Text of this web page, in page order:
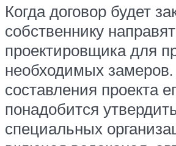
Когда договор будет
собственнику направят
проектировщика для
необходимых
составления проекта
понадобится
специальных